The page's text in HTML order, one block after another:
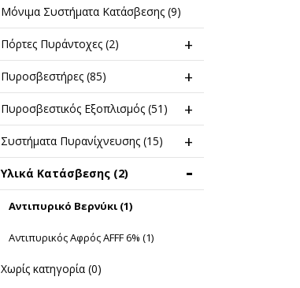
Μόνιμα Συστήματα Κατάσβεσης(9)
Πόρτες Πυράντοχες(2)
Πυροσβεστήρες(85)
Πυροσβεστικός Εξοπλισμός(51)
Συστήματα Πυρανίχνευσης(15)
Υλικά Κατάσβεσης (2)
Αντιπυρικό Βερνύκι (1)
Αντιπυρικός Αφρός AFFF 6%(1)
Χωρίς κατηγορία(0)